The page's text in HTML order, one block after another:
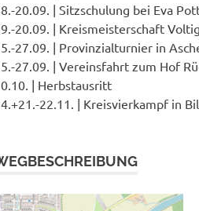
20.09. | Sitzschulung bei Eva
20.09. | Kreismeisterschaft
27.09. | Provinzialturnier in
27.09. | Vereinsfahrt zum Hof
| Herbstausritt
22.11. | Kreisvierkampf in